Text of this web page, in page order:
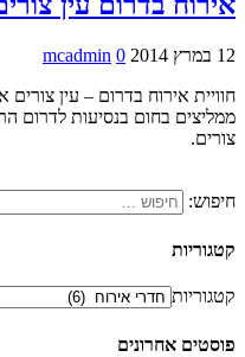
12 במרץ 2014 mcadmin 0
חוויית אירוח בדרום – עין
ממליצים בחום בנסיעות לדרום
צורים.
חיפוש:
קטגוריות
קטגוריות
פוסטים אחרונים